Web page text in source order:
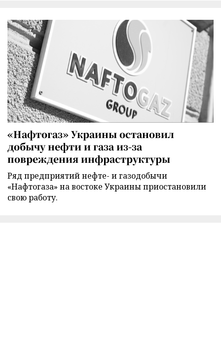
«Нафтогаз» Украины остановил
добычу нефти и газа из-за
повреждения инфраструктуры
Ряд предприятий нефте- и газодобычи
«Нафтогаза» на востоке Украины приостановили
свою работу.